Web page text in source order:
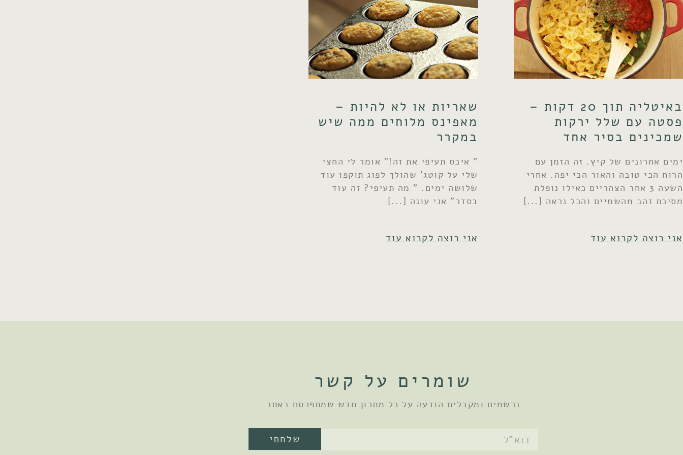
באיטליה תוך 20 דקות –
פסטה עם שלל ירקות
שמכינים בסיר אחד
ימים אחרונים של קיץ. זה הזמן עם
הרוח הכי טובה והאור הכי יפה. אחרי
השעה 3 אחר הצהריים כאילו נופלת
מסיכת זהב מהשמיים והכל נראה
אני רוצה לקרוא עוד
שאריות או לא להיות –
מאפינס מלוחים ממה שיש
במקרר
" איכס תעיפי את זה!" אומר לי החצי
שלי על קוטג' שהולך לפוג תוקפו עוד
שלושה ימים. " מה תעיפי? זה עוד
בסדר" אני עונה
אני רוצה לקרוא עוד
שומרים על קשר
נרשמים ומקבלים הודעה על כל מתכון חדש שמתפרסם באתר
שלחתי